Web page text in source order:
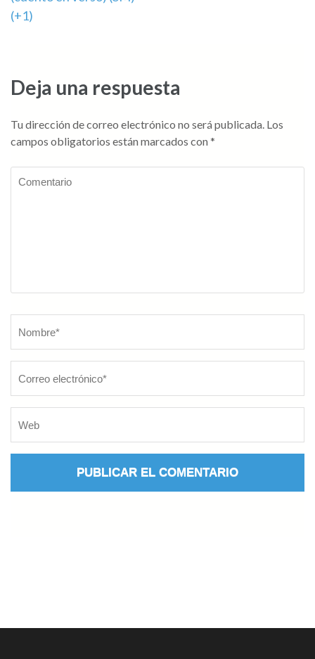
de
(+1)
Deja una respuesta
Tu dirección de correo electrónico no será publicada. Los
campos obligatorios están marcados con *